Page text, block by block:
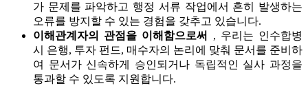
가 문제를 파악하고 행정 서류 작업에서 흔히 발생하는
오류를 방지할 수 있는 경험을 갖추고 있습니다.
이해관계자의 관점을 이해함으로써 , 우리는 인수합병
시 은행, 투자 펀드, 매수자의 논리에 맞춰 문서를 준비하
여 문서가 신속하게 승인되거나 독립적인 실사 과정을
통과할 수 있도록 지원합니다.